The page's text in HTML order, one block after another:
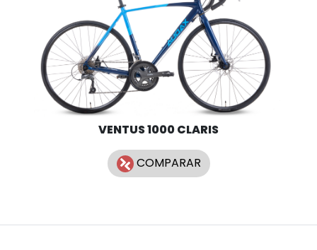
VENTUS 1000 CLARIS
COMPARAR